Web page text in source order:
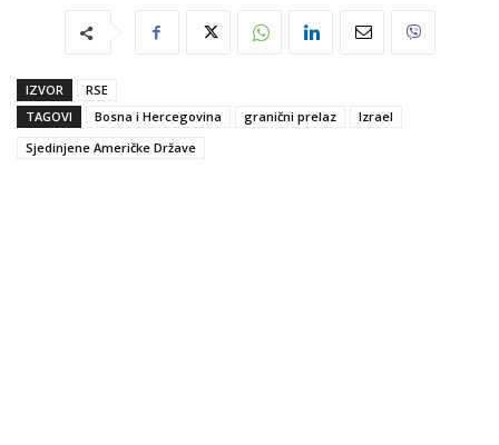
IZVOR
RSE
TAGOVI
Bosna i Hercegovina granični prelaz
Izrael
Sjedinjene Američke Države